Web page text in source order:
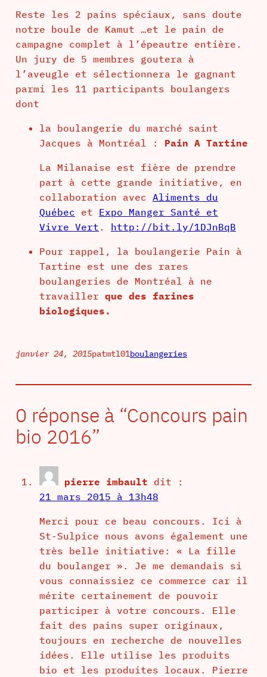
Reste les 2 pains spéciaux, sans doute
notre boule de Kamut …et le pain de
campagne complet à l’épeautre entière.
Un jury de 5 membres goutera à
l’aveugle et sélectionnera le gagnant
parmi les 11 participants boulangers
dont
la boulangerie du marché saint
Jacques à Montréal : Pain A Tartine
La Milanaise est fière de prendre
part à cette grande initiative, en
collaboration avec Aliments du
Québec et Expo Manger Santé et
Vivre Vert . http://bit.ly/1DJnBqB
Pour rappel, la boulangerie Pain à
Tartine est une des rares
boulangeries de Montréal à ne
travailler que des farines
biologiques.
janvier 24, 2015patmtl01boulangeries
0 réponse à “Concours pain
bio 2016”
pierre imbault dit :
21 mars 2015 à 13h48
Merci pour ce beau concours. Ici à
St-Sulpice nous avons également une
très belle initiative: « La fille
du boulanger ». Je me demandais si
vous connaissiez ce commerce car il
mérite certainement de pouvoir
participer à votre concours. Elle
fait des pains super originaux,
toujours en recherche de nouvelles
idées. Elle utilise les produits
bio et les produites locaux. Pierre